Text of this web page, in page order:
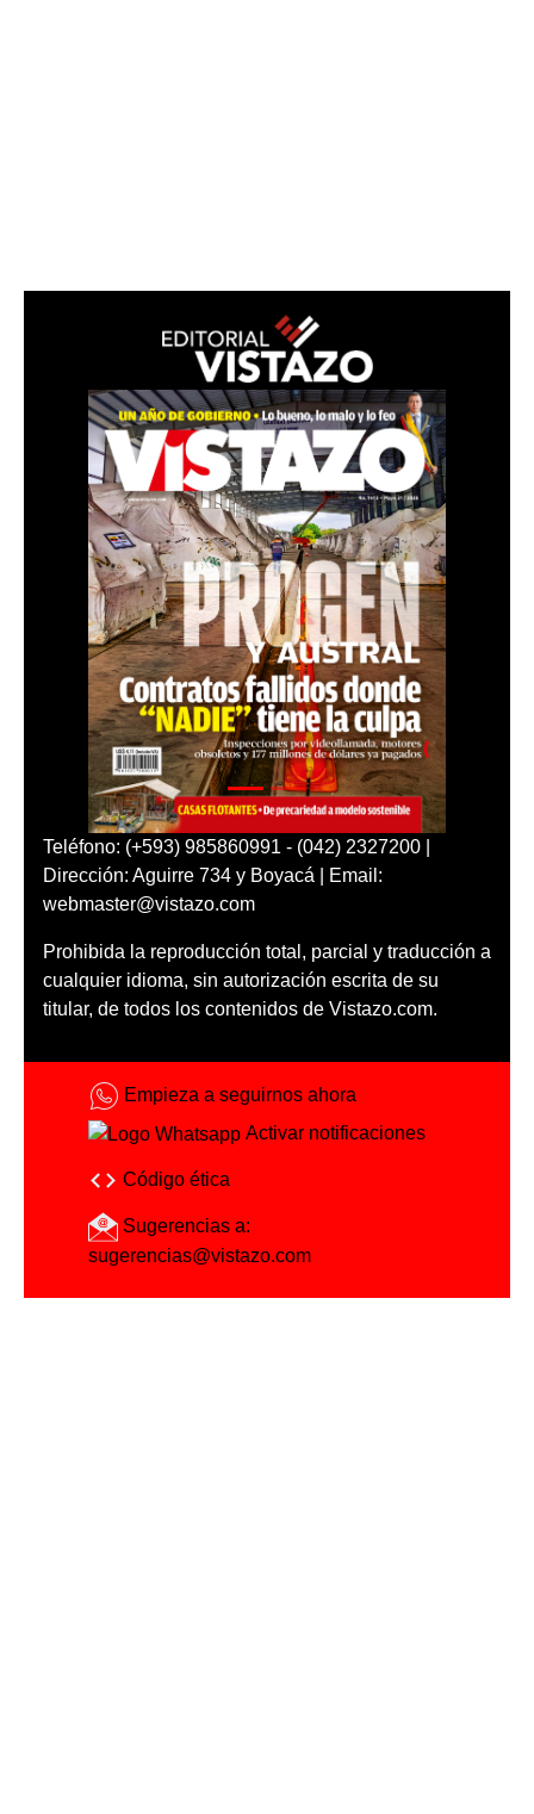
Teléfono: (+593) 985860991 - (042) 2327200 |
Dirección: Aguirre 734 y Boyacá | Email:
webmaster@vistazo.com
Prohibida la reproducción total, parcial y traducción a
cualquier idioma, sin autorización escrita de su
titular, de todos los contenidos de Vistazo.com.
Empieza a seguirnos ahora
Activar notificaciones
Código ética
Sugerencias a:
sugerencias@vistazo.com